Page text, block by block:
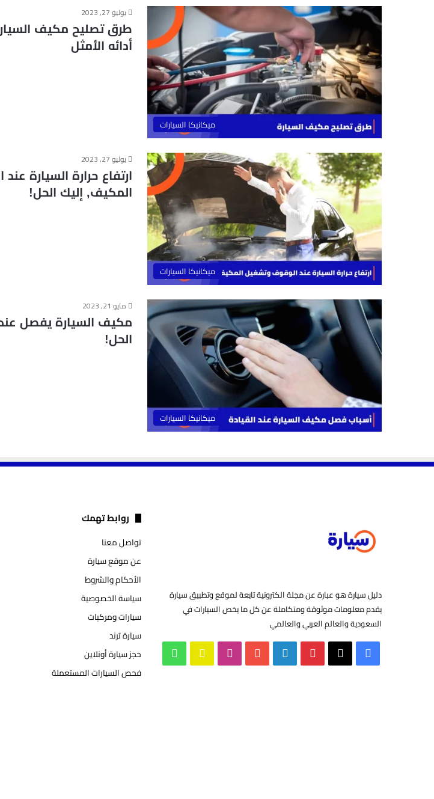
ميكانيكا السيارات
يوليو 27, 2023
طرق تصليح مكيف
أدائه الأمثل
ميكانيكا السيارات
يوليو 27, 2023
ارتفاع حرارة السيارة
المكيف, إليك الحل!
ميكانيكا السيارات
مايو 21, 2023
مكيف السيارة يفصل
الحل!
دليل سيارة هو عبارة عن مجلة الكترونية تابعة لموقع وتطبيق سيارة
يقدم معلومات موثوقة ومتكاملة عن كل ما يخص السيارات في
السعودية والعالم العربي والعالمي
فيسبوك بينتيريست لينكدإن ‫YouTube انستقرام سناب
واتساب
روابط تهمك
تواصل معنا
عن موقع سيارة
الأحكام والشروط
سياسة الخصوصية
سيارات ومركبات
سيارة ترند
حجز سيارة أونلاين
فحص السيارات المستعملة